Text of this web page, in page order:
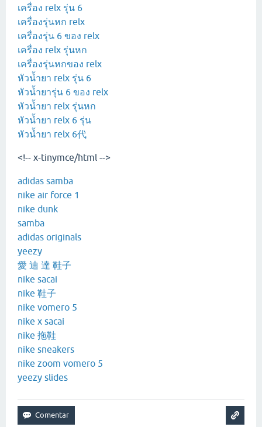
เครื่อง relx รุ่น 6
เครื่องรุ่นหก relx
เครื่องรุ่น 6 ของ relx
เครื่อง relx รุ่นหก
เครื่องรุ่นหกของ relx
หัวน้ำยา relx รุ่น 6
หัวน้ำยารุ่น 6 ของ relx
หัวน้ำยา relx รุ่นหก
หัวน้ำยา relx 6 รุ่น
หัวน้ำยา relx 6代
<!-- x-tinymce/html -->
adidas samba
nike air force 1
nike dunk
samba
adidas originals
yeezy
愛 迪 達 鞋子
nike sacai
nike 鞋子
nike vomero 5
nike x sacai
nike 拖鞋
nike sneakers
nike zoom vomero 5
yeezy slides